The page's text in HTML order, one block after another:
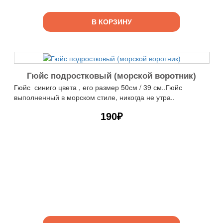
В КОРЗИНУ
Гюйс подростковый (морской воротник)
Гюйс синиго цвета , его размер 50см / 39 см..Гюйс
выполненный в морском стиле, никогда не утра..
190₽